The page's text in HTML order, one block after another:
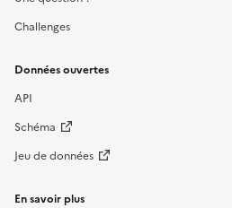
Challenges
Données ouvertes
API
Schéma
Jeu de données
En savoir plus